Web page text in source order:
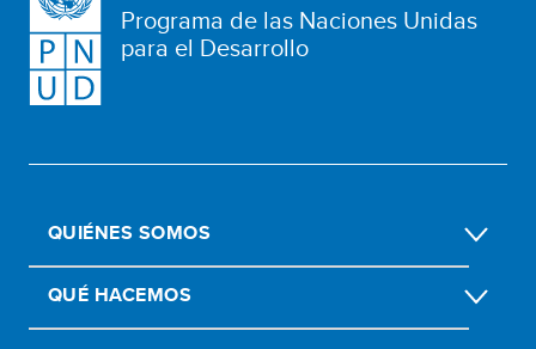
Programa de las Naciones Unidas
para el Desarrollo
QUIÉNES SOMOS
QUÉ HACEMOS